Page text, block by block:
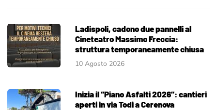
Ladispoli, cadono due pannelli al
Cineteatro Massimo Freccia:
struttura temporaneamente chiusa
10 Agosto 2026
Inizia il “Piano Asfalti 2026”: cantieri
aperti in via Todi a Cerenova